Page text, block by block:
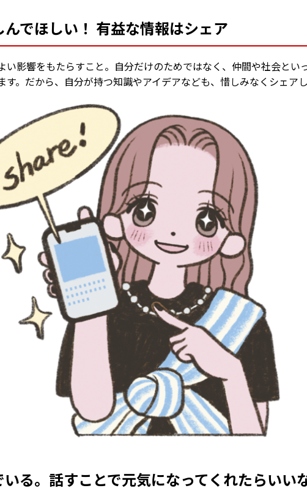
んでほしい！ 有益な情報はシェア
い影響をもたらすこと。自分だけのためではなく、仲間や社会とい
。だから、自分が持つ知識やアイデアなども、惜しみなくシェアし
いる。話すことで元気になってくれたらいい